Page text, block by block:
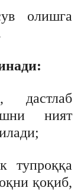
олишга
дастлаб
ният
тупроққа
қоқиб,